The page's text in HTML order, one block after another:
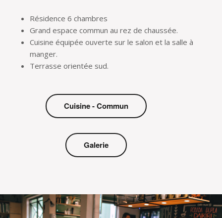
Résidence 6 chambres
Grand espace commun au rez de chaussée.
Cuisine équipée ouverte sur le salon et la salle à
manger.
Terrasse orientée sud.
Cuisine - Commun
Galerie